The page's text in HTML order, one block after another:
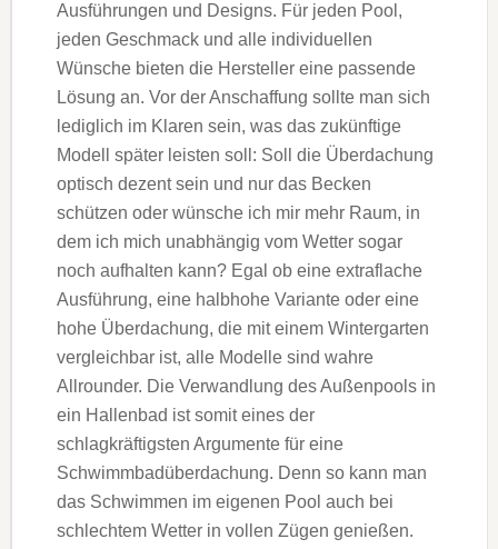
Ausführungen und Designs. Für jeden Pool,
jeden Geschmack und alle individuellen
Wünsche bieten die Hersteller eine passende
Lösung an. Vor der Anschaffung sollte man sich
lediglich im Klaren sein, was das zukünftige
Modell später leisten soll: Soll die Überdachung
optisch dezent sein und nur das Becken
schützen oder wünsche ich mir mehr Raum, in
dem ich mich unabhängig vom Wetter sogar
noch aufhalten kann? Egal ob eine extraflache
Ausführung, eine halbhohe Variante oder eine
hohe Überdachung, die mit einem Wintergarten
vergleichbar ist, alle Modelle sind wahre
Allrounder. Die Verwandlung des Außenpools in
ein Hallenbad ist somit eines der
schlagkräftigsten Argumente für eine
Schwimmbadüberdachung. Denn so kann man
das Schwimmen im eigenen Pool auch bei
schlechtem Wetter in vollen Zügen genießen.